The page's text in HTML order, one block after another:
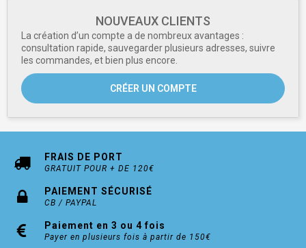
NOUVEAUX CLIENTS
La création d’un compte a de nombreux avantages :
consultation rapide, sauvegarder plusieurs adresses, suivre
les commandes, et bien plus encore.
CRÉER UN COMPTE
FRAIS DE PORT
GRATUIT POUR + DE 120€
PAIEMENT SÉCURISÉ
CB / PAYPAL
Paiement en 3 ou 4 fois
Payer en plusieurs fois à partir de 150€